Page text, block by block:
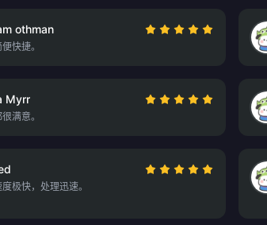
othman
快捷。
Myrr
满意。
极快，处理迅速。